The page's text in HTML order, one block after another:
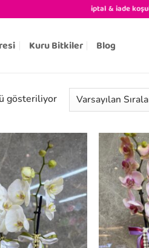
iptal & iade
Kuru Bitkiler Blog
gösteriliyor